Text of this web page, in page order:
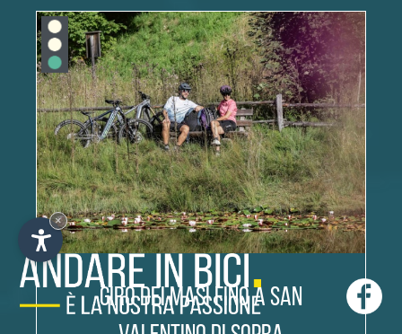
Giro dei masi fino a San
×